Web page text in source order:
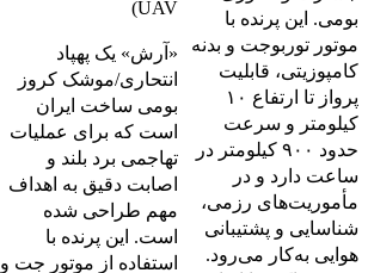
بومی. این پرنده با
موتور توربوجت و بدنه
کامپوزیتی، قابلیت
پرواز تا ارتفاع ۱۰
کیلومتر و سرعت
حدود ۹۰۰ کیلومتر در
ساعت دارد و در
مأموریت‌های رزمی،
شناسایی و پشتیبانی
هوایی به‌کار می‌رود.
UAV)
«آرش» یک پهپاد
انتحاری/موشک کروز
بومی ساخت ایران
است که برای عملیات
تهاجمی برد بلند و
اصابت دقیق به اهداف
مهم طراحی شده
است. این پرنده با
استفاده از موتور جت و